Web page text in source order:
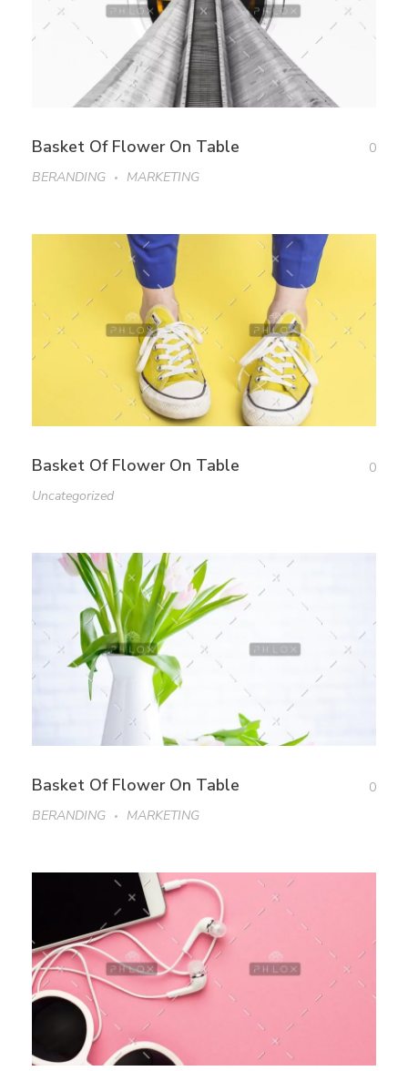
Basket Of Flower On Table
0
BERANDING
MARKETING
Basket Of Flower On Table
0
Uncategorized
Basket Of Flower On Table
0
BERANDING
MARKETING